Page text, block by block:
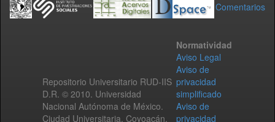
Comentarios
Repositorio Universitario RUD-IIS
D.R. © 2010. Universidad
Nacional Autónoma de México.
Ciudad Universitaria, Coyoacán,
Normatividad
Aviso Legal
Aviso de
privacidad
simplificado
Aviso de
privacidad